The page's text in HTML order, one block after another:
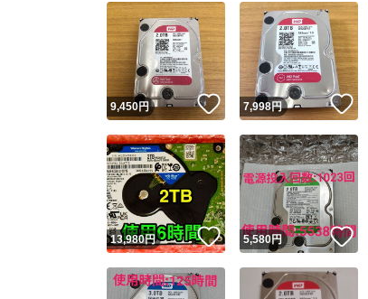
安
9,450円 いいね！
7,998円
13,980円 いいね！
5,580円